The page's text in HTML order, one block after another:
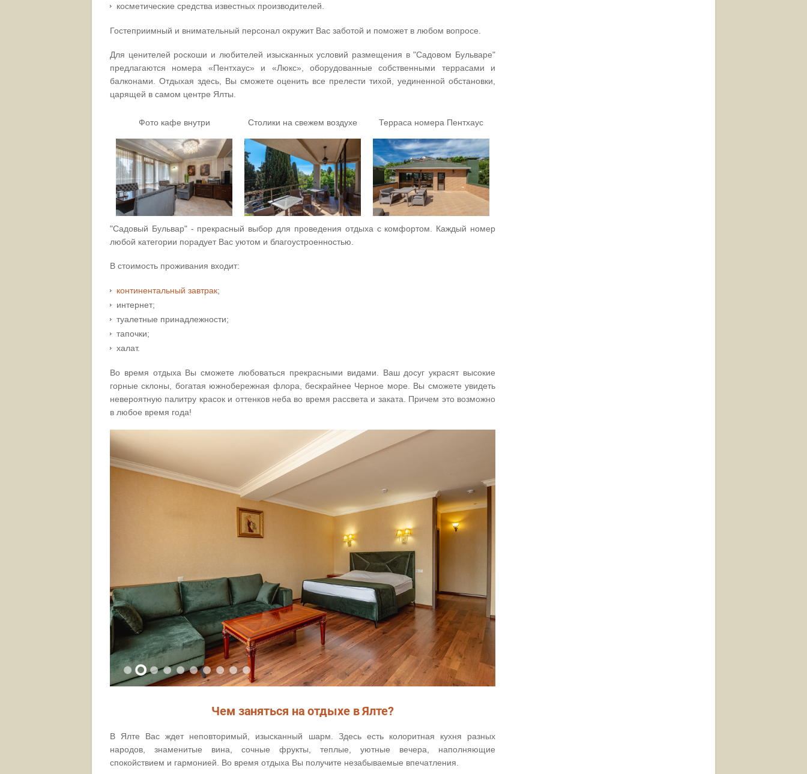
косметические средства известных производителей.
Гостеприимный и внимательный персонал окружит Вас заботой и поможет в любом вопросе.
Для ценителей роскоши и любителей изысканных условий размещения в "Садовом Бульваре"
предлагаются номера «Пентхаус» и «Люкс», оборудованные собственными террасами и
балконами. Отдыхая здесь, Вы сможете оценить все прелести тихой, уединенной обстановки,
царящей в самом центре Ялты.
Фото кафе внутри Столики на свежем воздухе Терраса номера Пентхаус
"Садовый Бульвар" - прекрасный выбор для проведения отдыха с комфортом. Каждый номер
любой категории порадует Вас уютом и благоустроенностью.
В стоимость проживания входит:
континентальный завтрак;
интернет;
туалетные принадлежности;
тапочки;
халат.
Во время отдыха Вы сможете любоваться прекрасными видами. Ваш досуг украсят высокие
горные склоны, богатая южнобережная флора, бескрайнее Черное море. Вы сможете увидеть
невероятную палитру красок и оттенков неба во время рассвета и заката. Причем это возможно
в любое время года!
Чем заняться на отдыхе в Ялте?
В Ялте Вас ждет неповторимый, изысканный шарм. Здесь есть колоритная кухня разных
народов, знаменитые вина, сочные фрукты, теплые, уютные вечера, наполняющие
спокойствием и гармонией. Во время отдыха Вы получите незабываемые впечатления.